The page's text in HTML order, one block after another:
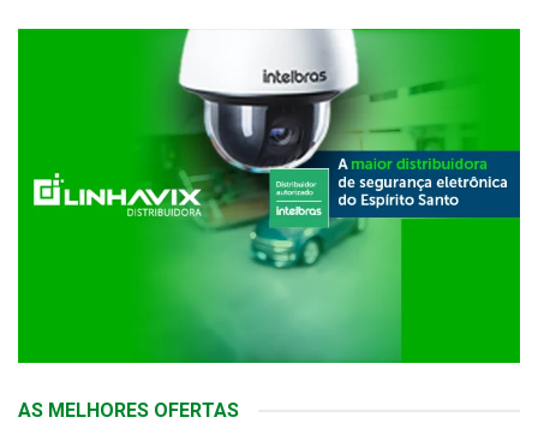
AS MELHORES OFERTAS